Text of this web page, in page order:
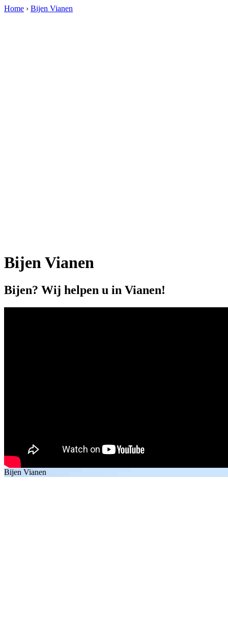
Home › Bijen Vianen
Bijen Vianen
Bijen? Wij helpen u in Vianen!
Bijen Vianen